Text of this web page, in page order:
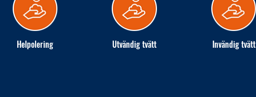
Helpolering Utvändig tvätt Invändig tvätt